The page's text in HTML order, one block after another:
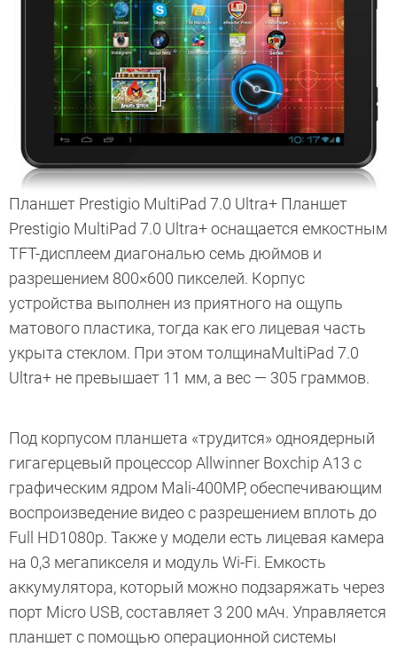
Планшет Prestigio MultiPad 7.0 Ultra+ Планшет
Prestigio MultiPad 7.0 Ultra+ оснащается емкостным
TFT-дисплеем диагональю семь дюймов и
разрешением 800×600 пикселей. Корпус
устройства выполнен из приятного на ощупь
матового пластика, тогда как его лицевая часть
укрыта стеклом. При этом толщинаMultiPad 7.0
Ultra+ не превышает 11 мм, а вес — 305 граммов.
Под корпусом планшета «трудится» одноядерный
гигагерцевый процессор Allwinner Boxchip A13 с
графическим ядром Mali-400MP, обеспечивающим
воспроизведение видео с разрешением вплоть до
Full HD1080p. Также у модели есть лицевая камера
на 0,3 мегапикселя и модуль Wi-Fi. Емкость
аккумулятора, который можно подзаряжать через
порт Micro USB, составляет 3 200 мАч. Управляется
планшет с помощью операционной системы